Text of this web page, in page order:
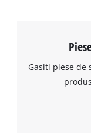
Gasiti piese de